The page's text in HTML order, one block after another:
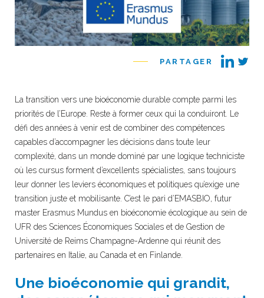
PARTAGER
La transition vers une bioéconomie durable compte parmi les
priorités de l’Europe. Reste à former ceux qui la conduiront. Le
défi des années à venir est de combiner des compétences
capables d’accompagner les décisions dans toute leur
complexité, dans un monde dominé par une logique techniciste
où les cursus forment d’excellents spécialistes, sans toujours
leur donner les leviers économiques et politiques qu’exige une
transition juste et mobilisante. C’est le pari d’EMASBIO, futur
master Erasmus Mundus en bioéconomie écologique au sein de
UFR des Sciences Économiques Sociales et de Gestion de
Université de Reims Champagne-Ardenne qui réunit des
partenaires en Italie, au Canada et en Finlande.
Une bioéconomie qui grandit,